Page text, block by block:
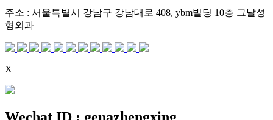
주소 : 서울특별시 강남구 강남대로 408, ybm빌딩 10층 그날성
형외과
X